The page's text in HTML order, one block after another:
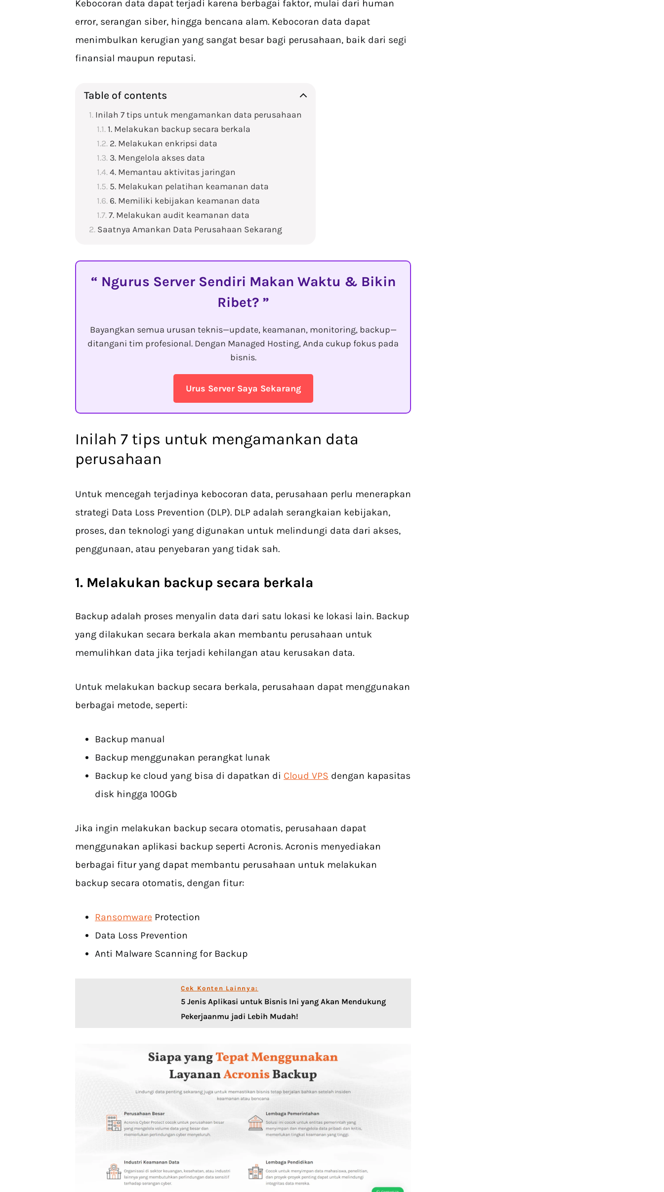
Kebocoran data dapat terjadi karena berbagai faktor, mulai dari human
error, serangan siber, hingga bencana alam. Kebocoran data dapat
menimbulkan kerugian yang sangat besar bagi perusahaan, baik dari segi
finansial maupun reputasi.
Table of contents
Inilah 7 tips untuk mengamankan data perusahaan
1. Melakukan backup secara berkala
2. Melakukan enkripsi data
3. Mengelola akses data
4. Memantau aktivitas jaringan
5. Melakukan pelatihan keamanan data
6. Memiliki kebijakan keamanan data
7. Melakukan audit keamanan data
Saatnya Amankan Data Perusahaan Sekarang
Ngurus Server Sendiri Makan Waktu & Bikin
Ribet?
Bayangkan semua urusan teknis—update, keamanan, monitoring, backup—
ditangani tim profesional. Dengan Managed Hosting, Anda cukup fokus pada
bisnis.
Urus Server Saya Sekarang
Inilah 7 tips untuk mengamankan data
perusahaan
Untuk mencegah terjadinya kebocoran data, perusahaan perlu menerapkan
strategi Data Loss Prevention (DLP). DLP adalah serangkaian kebijakan,
proses, dan teknologi yang digunakan untuk melindungi data dari akses,
penggunaan, atau penyebaran yang tidak sah.
1. Melakukan backup secara berkala
Backup adalah proses menyalin data dari satu lokasi ke lokasi lain. Backup
yang dilakukan secara berkala akan membantu perusahaan untuk
memulihkan data jika terjadi kehilangan atau kerusakan data.
Untuk melakukan backup secara berkala, perusahaan dapat menggunakan
berbagai metode, seperti:
Backup manual
Backup menggunakan perangkat lunak
Backup ke cloud yang bisa di dapatkan di Cloud VPS dengan kapasitas
disk hingga 100Gb
Jika ingin melakukan backup secara otomatis, perusahaan dapat
menggunakan aplikasi backup seperti Acronis. Acronis menyediakan
berbagai fitur yang dapat membantu perusahaan untuk melakukan
backup secara otomatis, dengan fitur:
Ransomware Protection
Data Loss Prevention
Anti Malware Scanning for Backup
Cek Konten Lainnya:
5 Jenis Aplikasi untuk Bisnis Ini yang Akan Mendukung
Pekerjaanmu jadi Lebih Mudah!